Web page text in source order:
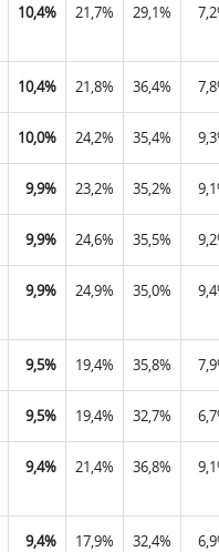
10,4% 21,7% 29,1%
10,4% 21,8% 36,4%
10,0% 24,2% 35,4%
9,9% 23,2% 35,2%
9,9% 24,6% 35,5%
9,9% 24,9% 35,0%
9,5% 19,4% 35,8%
9,5% 19,4% 32,7%
9,4% 21,4% 36,8%
9,4% 17,9% 32,4%